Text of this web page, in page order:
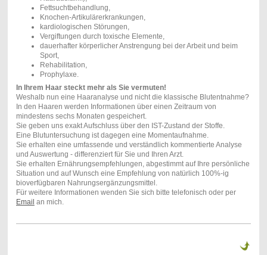
Fettsuchtbehandlung,
Knochen-Artikulärerkrankungen,
kardiologischen Störungen,
Vergiftungen durch toxische Elemente,
dauerhafter körperlicher Anstrengung bei der Arbeit und beim
Sport,
Rehabilitation,
Prophylaxe.
In Ihrem Haar steckt mehr als Sie vermuten!
Weshalb nun eine Haaranalyse und nicht die klassische Blutentnahme?
In den Haaren werden Informationen über einen Zeitraum von
mindestens sechs Monaten gespeichert.
Sie geben uns exakt Aufschluss über den IST-Zustand der Stoffe.
Eine Blutuntersuchung ist dagegen eine Momentaufnahme.
Sie erhalten eine umfassende und verständlich kommentierte Analyse
und Auswertung - differenziert für Sie und Ihren Arzt.
Sie erhalten Ernährungsempfehlungen, abgestimmt auf Ihre persönliche
Situation und auf Wunsch eine Empfehlung von natürlich 100%-ig
bioverfügbaren Nahrungsergänzungsmittel.
Für weitere Informationen wenden Sie sich bitte telefonisch oder per
Email an mich.